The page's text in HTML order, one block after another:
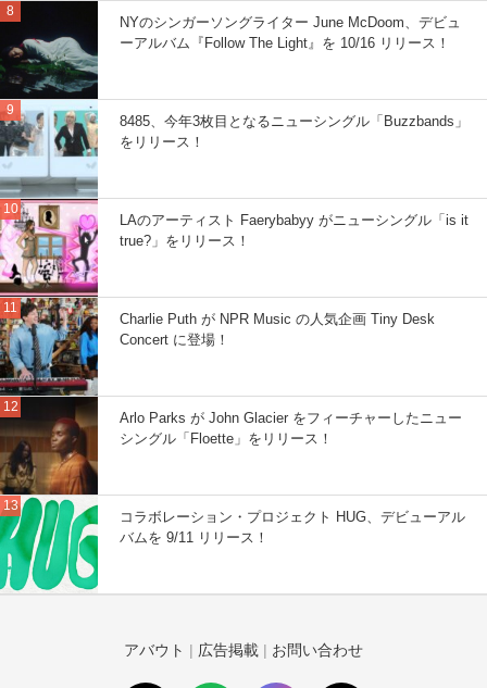
NYのシンガーソングライター June McDoom、デビュ
ーアルバム『Follow The Light』を 10/16 リリース！
8485、今年3枚目となるニューシングル「Buzzbands」
をリリース！
LAのアーティスト Faerybabyy がニューシングル「is it
true?」をリリース！
Charlie Puth が NPR Music の人気企画 Tiny Desk
Concert に登場！
Arlo Parks が John Glacier をフィーチャーしたニュー
シングル「Floette」をリリース！
コラボレーション・プロジェクト HUG、デビューアル
バムを 9/11 リリース！
アバウト | 広告掲載 | お問い合わせ